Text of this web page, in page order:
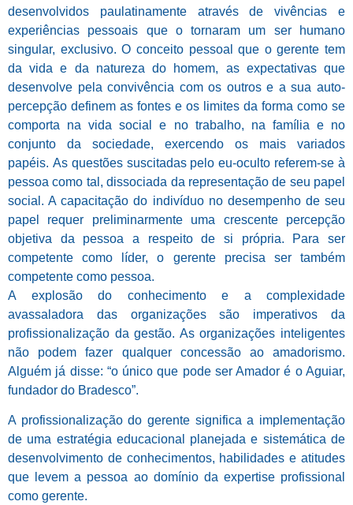
desenvolvidos paulatinamente através de vivências e
experiências pessoais que o tornaram um ser humano
singular, exclusivo. O conceito pessoal que o gerente tem
da vida e da natureza do homem, as expectativas que
desenvolve pela convivência com os outros e a sua auto-
percepção definem as fontes e os limites da forma como se
comporta na vida social e no trabalho, na família e no
conjunto da sociedade, exercendo os mais variados
papéis. As questões suscitadas pelo eu-oculto referem-se à
pessoa como tal, dissociada da representação de seu papel
social. A capacitação do indivíduo no desempenho de seu
papel requer preliminarmente uma crescente percepção
objetiva da pessoa a respeito de si própria. Para ser
competente como líder, o gerente precisa ser também
competente como pessoa.
A explosão do conhecimento e a complexidade
avassaladora das organizações são imperativos da
profissionalização da gestão. As organizações inteligentes
não podem fazer qualquer concessão ao amadorismo.
Alguém já disse: “o único que pode ser Amador é o Aguiar,
fundador do Bradesco”.
A profissionalização do gerente significa a implementação
de uma estratégia educacional planejada e sistemática de
desenvolvimento de conhecimentos, habilidades e atitudes
que levem a pessoa ao domínio da expertise profissional
como gerente.